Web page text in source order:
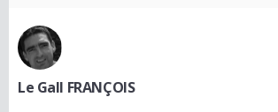
Le Gall FRANÇOIS